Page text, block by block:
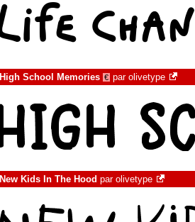
High School Memories € par olivetype
New Kids In The Hood par olivetype